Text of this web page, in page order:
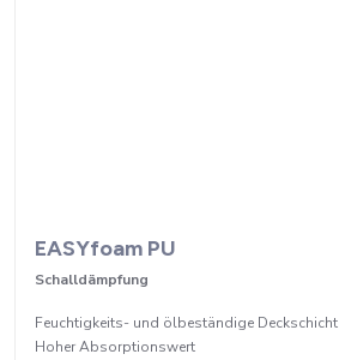
EASYfoam PU
Schalldämpfung
Feuchtigkeits- und ölbeständige Deckschicht
Hoher Absorptionswert